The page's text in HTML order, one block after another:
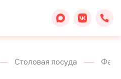
Столовая посуда